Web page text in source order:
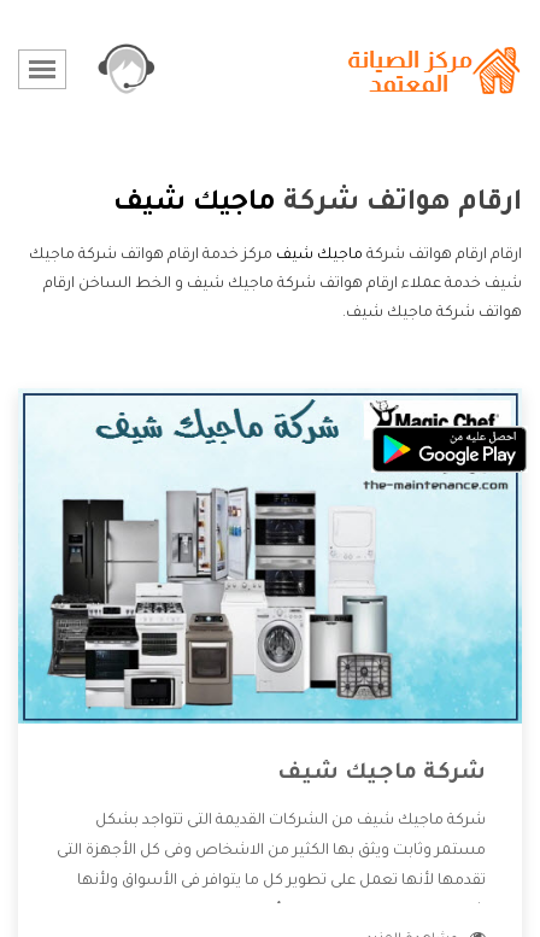
ارقام هواتف شركة ماجيك شيف
ارقام ارقام هواتف شركة ماجيك شيف مركز خدمة ارقام هواتف شركة ماجيك
شيف خدمة عملاء ارقام هواتف شركة ماجيك شيف و الخط الساخن ارقام
هواتف شركة ماجيك شيف.
شركة ماجيك شيف
شركة ماجيك شيف من الشركات القديمة التى تتواجد بشكل
مستمر وثابت ويثق بها الكثير من الاشخاص وفى كل الأجهزة التى
تقدمها لأنها تعمل على تطوير كل ما يتوافر فى الأسواق ولأنها